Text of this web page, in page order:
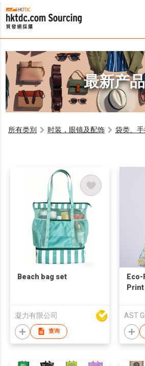
最新产品
所有类別 时装，眼镜及配饰 袋类、
Beach bag set
凝力有限公司
查询
Print
with
PU/
AST